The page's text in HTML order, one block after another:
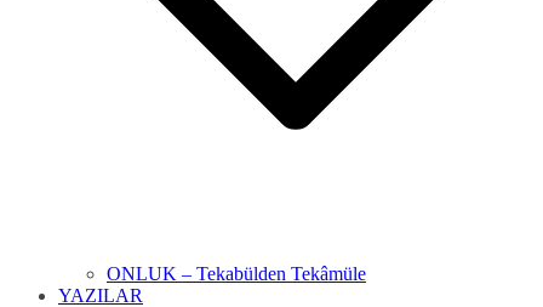
ONLUK – Tekabülden Tekâmüle
YAZILAR